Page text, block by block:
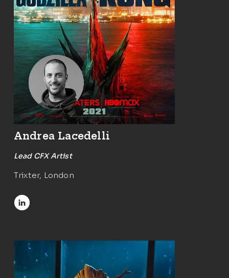
Andrea Lacedelli
Lead CFX Artist
Trixter, London